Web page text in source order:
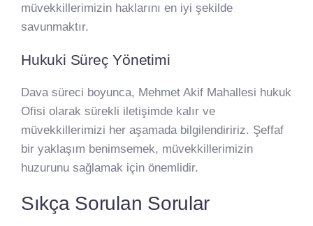
müvekkillerimizin haklarını en iyi şekilde
savunmaktır.
Hukuki Süreç Yönetimi
Dava süreci boyunca, Mehmet Akif Mahallesi hukuk
Ofisi olarak sürekli iletişimde kalır ve
müvekkillerimizi her aşamada bilgilendiririz. Şeffaf
bir yaklaşım benimsemek, müvekkillerimizin
huzurunu sağlamak için önemlidir.
Sıkça Sorulan Sorular